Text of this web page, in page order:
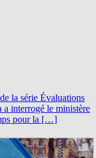
la série Évaluations
a interrogé le ministère
pour la […]